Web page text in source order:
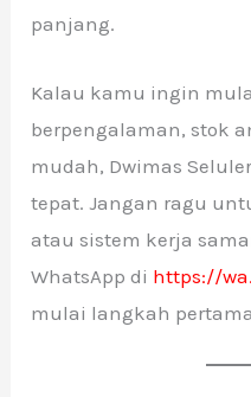
panjang.
Kalau kamu ingin
berpengalaman, stok
mudah, Dwimas
tepat. Jangan ragu
atau sistem kerja
WhatsApp di https://
mulai langkah